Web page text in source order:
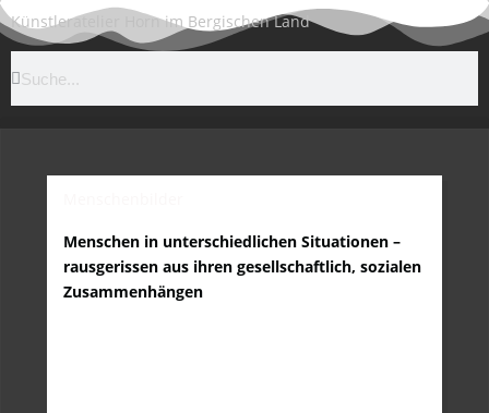
Künstleratelier Horn im Bergischen Land
Menschen in unterschiedlichen Situationen –
rausgerissen aus ihren gesellschaftlich, sozialen
Zusammenhängen